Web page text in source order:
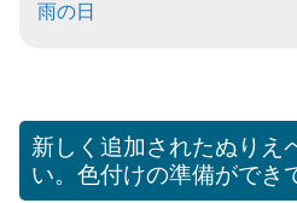
雨の日
新しく追加されたぬりえ
い。色付けの準備ができ